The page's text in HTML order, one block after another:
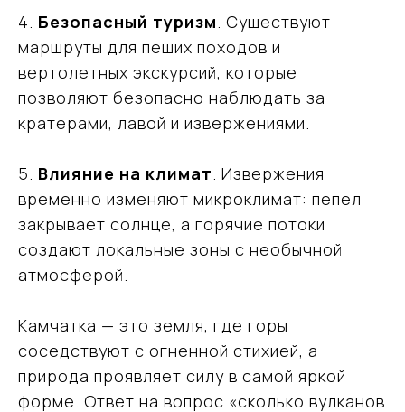
4. Безопасный туризм. Существуют
маршруты для пеших походов и
вертолетных экскурсий, которые
позволяют безопасно наблюдать за
кратерами, лавой и извержениями.
5. Влияние на климат. Извержения
временно изменяют микроклимат: пепел
закрывает солнце, а горячие потоки
создают локальные зоны с необычной
атмосферой.
Камчатка — это земля, где горы
соседствуют с огненной стихией, а
природа проявляет силу в самой яркой
форме. Ответ на вопрос «сколько вулканов
Я даю согласие на обработку моих
персональных данных в соответствии
сПолитикой обработки персональных